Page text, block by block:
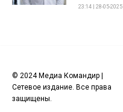
23:14 | 28-05-2025
© 2024 Медиа Командир |
Сетевое издание. Все права
защищены.